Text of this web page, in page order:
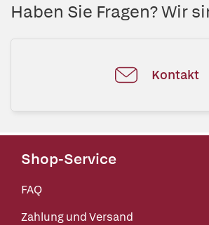
Haben Sie Fragen? Wir
Kontakt
Shop-Service
FAQ
Zahlung und Versand